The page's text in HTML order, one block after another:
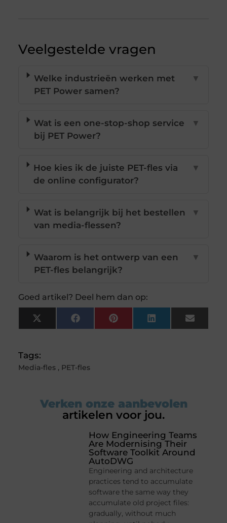
Veelgestelde vragen
Welke industrieën werken met
PET Power samen?
▼
Wat is een one-stop-shop service
bij PET Power?
▼
Hoe kies ik de juiste PET-fles via
de online configurator?
▼
Wat is belangrijk bij het bestellen
van media-flessen?
▼
Waarom is het ontwerp van een
PET-fles belangrijk?
▼
Goed artikel? Deel hem dan op:
X
(Twitter)
FacebookPinterestLinkedInEmail
Tags:
Media-fles, PET-fles
Verken onze aanbevolen
artikelen voor jou.
How Engineering Teams
Are Modernising Their
Software Toolkit Around
AutoDWG
Engineering and architecture
practices tend to accumulate
software the same way they
accumulate old project files:
gradually, without much